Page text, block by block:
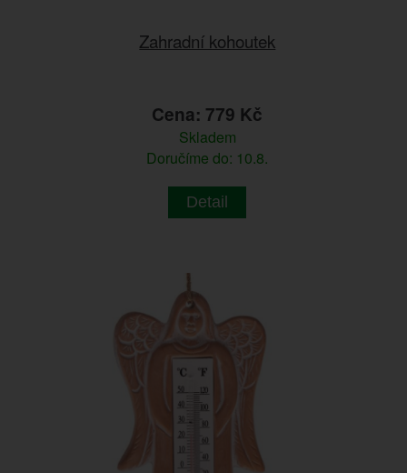
Zahradní kohoutek
Cena: 779 Kč
Skladem
Doručíme do: 10.8.
Detail